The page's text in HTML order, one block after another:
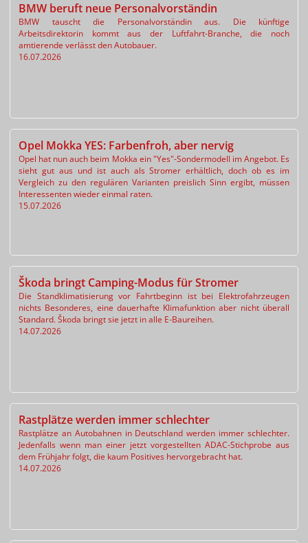
BMW beruft neue Personalvorständin
BMW tauscht die Personalvorständin aus. Die künftige
Arbeitsdirektorin kommt aus der Luftfahrt-Branche, die noch
amtierende verlässt den Autobauer.
16.07.2026
Opel Mokka YES: Farbenfroh, aber nervig
Opel hat nun auch beim Mokka ein "Yes"-Sondermodell im Angebot. Es
sieht gut aus und ist auch als Stromer erhältlich, doch ob es im
Vergleich zu den regulären Varianten preislich Sinn ergibt, müssen
Interessenten wieder einmal raten.
15.07.2026
Škoda bringt Camping-Modus für Stromer
Die Standklimatisierung vor Fahrtbeginn ist bei Elektrofahrzeugen
nichts Besonderes, eine dauerhafte Klimafunktion aber nicht überall
Standard. Škoda bringt sie jetzt in alle E-Baureihen.
14.07.2026
Rastplätze werden immer schlechter
Rastplätze an Autobahnen in Deutschland werden immer schlechter.
Jedenfalls wenn man einer jetzt vorgestellten ADAC-Stichprobe aus
dem Frühjahr folgt, die kaum Positives hervorgebracht hat.
14.07.2026